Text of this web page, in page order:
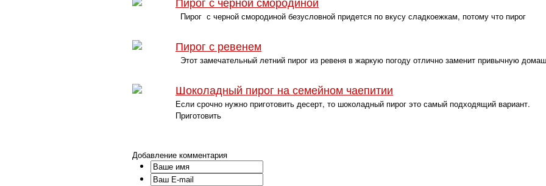
Пирог с черной смородиной безусловной придется по вкусу сладкоежкам, потому что пирог
Пирог с ревенем
Этот замечательный летний пирог из ревеня в жаркую погоду отлично заменит привычную
Шоколадный пирог на семейном чаепитии
Если срочно нужно приготовить десерт, то шоколадный пирог это самый подходящий вариант.
Приготовить
Добавление комментария